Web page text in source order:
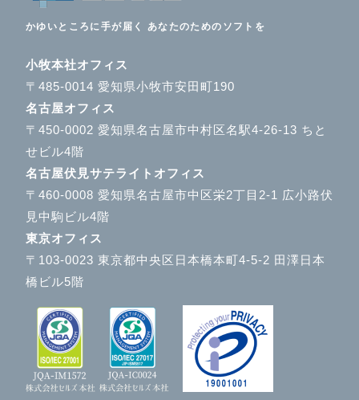
かゆいところに手が届く あなたのためのソフトを
小牧本社オフィス
〒485-0014 愛知県小牧市安田町190
名古屋オフィス
〒450-0002 愛知県名古屋市中村区名駅4-26-13 ちと
せビル4階
名古屋伏見サテライトオフィス
〒460-0008 愛知県名古屋市中区栄2丁目2-1 広小路伏
見中駒ビル4階
東京オフィス
〒103-0023 東京都中央区日本橋本町4-5-2 田澤日本
橋ビル5階